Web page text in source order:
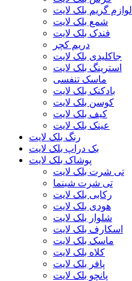
لوازم گریم بلک لایت
شمع بلک لایت
فندک بلک لایت
دریم کچر
جاکلیدی بلک لایت
استرینگ بلک لایت
ماسک تنفسی
بادکنک بلک لایت
کوسن بلک لایت
کیف بلک لایت
عینک بلک لایت
رنگ بلک لایت
بک دراپ بلک لایت
پوشاک بلک لایت
تی شرت بلک لایت
تی شرت شبنما
رکابی بلک لایت
هودی بلک لایت
شلوار بلک لایت
اسکارف بلک لایت
ماسک بلک لایت
کلاه بلک لایت
پافر بلک لایت
پانچو بلک لایت